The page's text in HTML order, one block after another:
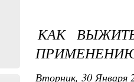
КАК
Вторник, 30 Января